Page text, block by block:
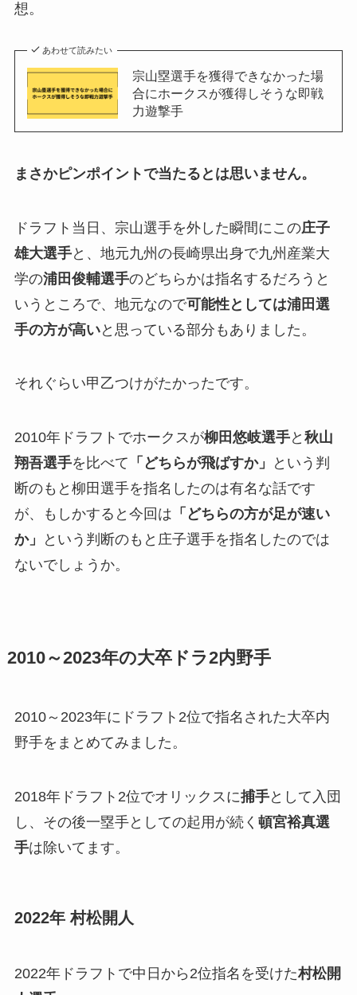
想。
あわせて読みたい
宗山塁選手を獲得できなかった場
合にホークスが獲得しそうな即戦
力遊撃手
まさかピンポイントで当たるとは思いません。
ドラフト当日、宗山選手を外した瞬間にこの庄子
雄大選手と、地元九州の長崎県出身で九州産業大
学の浦田俊輔選手のどちらかは指名するだろうと
いうところで、地元なので可能性としては浦田選
手の方が高いと思っている部分もありました。
それぐらい甲乙つけがたかったです。
2010年ドラフトでホークスが柳田悠岐選手と 秋山
翔吾選手を比べて 「どちらが飛ばすか」
という判
断のもと柳田選手を指名したのは有名な話です
が、もしかすると今回は 「どちらの方が足が速い
か」
という判断のもと庄子選手を指名したのでは
ないでしょうか。
2010～2023年の大卒ドラ2内野手
2010～2023年にドラフト2位で指名された大卒内
野手をまとめてみました。
2018年ドラフト2位でオリックスに捕手として入団
し、その後一塁手としての起用が続く 頓宮裕真選
手は除いてます。
2022年 村松開人
2022年ドラフトで中日から2位指名を受けた村松開